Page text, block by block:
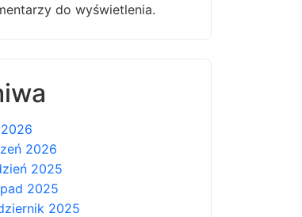
do wyświetlenia.
2026
2025
2025
2025